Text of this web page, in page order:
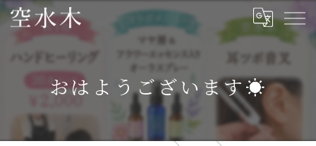
おはようございます☀